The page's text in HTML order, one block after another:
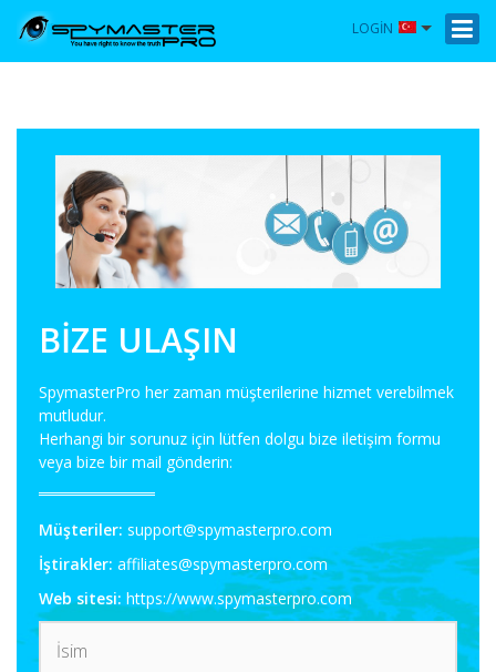
LOGIN
BIZE ULAŞIN
SpymasterPro her zaman müşterilerine hizmet verebilmek
mutludur.
Herhangi bir sorunuz için lütfen dolgu bize iletişim formu
veya bize bir mail gönderin:
Müşteriler: support@spymasterpro.com
İştirakler: affiliates@spymasterpro.com
Web sitesi: https://www.spymasterpro.com